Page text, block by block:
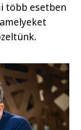
több esetben